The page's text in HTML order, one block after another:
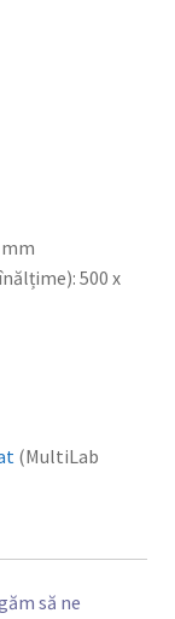
500 x
(MultiLab
să ne